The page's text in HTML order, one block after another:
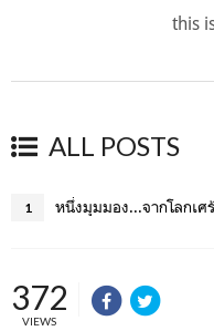
this
ALL POSTS
1 หนึ่งมุมมอง...จากโลกเศ
372
VIEWS